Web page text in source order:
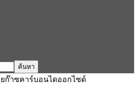
ก๊าซคาร์บอนไดออกไซด์